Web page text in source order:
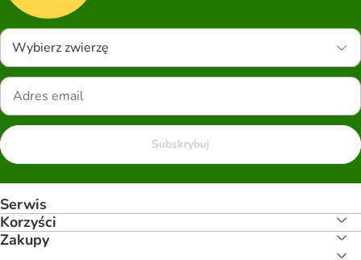
Wybierz zwierzę
Subskrybuj
Serwis
Korzyści
Zakupy